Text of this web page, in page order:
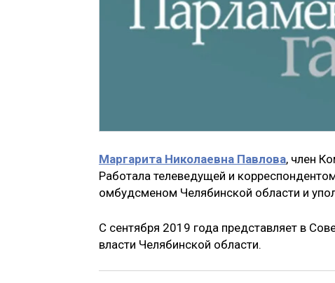
Маргарита Николаевна Павлова, член
Работала телеведущей и
омбудсменом Челябинской области и
С сентября 2019 года представляет в
власти Челябинской области.